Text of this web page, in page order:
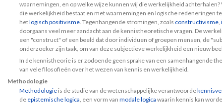
waarnemingen, en op welke wijze kunnen wij die werkelijkheid achterhalen?
die werkelijkheid bestaat en met waarnemingen en logische redeneringen
hetlogisch positivisme. Tegenhangende stromingen, zoals constructivisme,
doorgaans veel meer aandacht aan de kennistheoretische vragen. De
een "construct" of een beeld dat door individuen of groepen mensen, de
onderzoeker zijn taak, om van deze subjectieve werkelijkheid een nieuw
In de kennistheorie is er zodoende geen sprake van een samenhangende
van vele filosofieën over het wezen van kennis en werkelijkheid.
Methodologie
Methodologie is de studie van de wetenschappelijke verantwoorde
de epistemische logica, een vorm van modale logica waarin kennis kan